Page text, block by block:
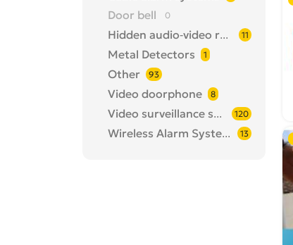
Door bell 0
Hidden audio-video recorders 11
Metal Detectors 1
Other 93
Video doorphone 8
Video surveillance systems 120
Wireless Alarm Systems 13